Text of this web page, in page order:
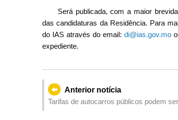
Será publicada, com a maior
das candidaturas da Residência. Para
do IAS através do email: di@ias.gov.mo
expediente.
Anterior notícia
Tarifas de autocarros públicos podem